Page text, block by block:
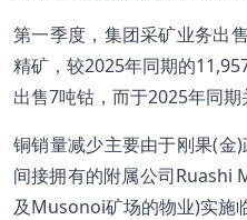
第一季度，集团采矿业务出
精矿，较2025年同期的
出售7吨钴，而于2025年同期
铜销量减少主要由于刚果(金
间接拥有的附属公司Ruashi
及Musonoi矿场的物业)实施